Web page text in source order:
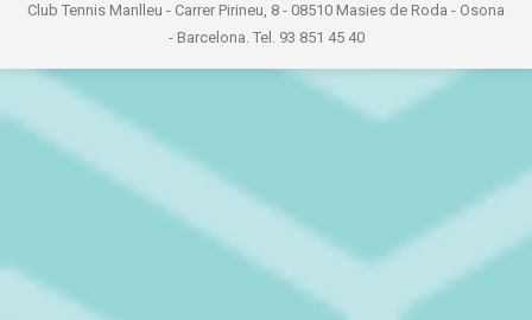
CONTACTE
Club Tennis Manlleu - Carrer Pirineu, 8 - 08510 Masies de Roda - Osona
- Barcelona. Tel. 93 851 45 40